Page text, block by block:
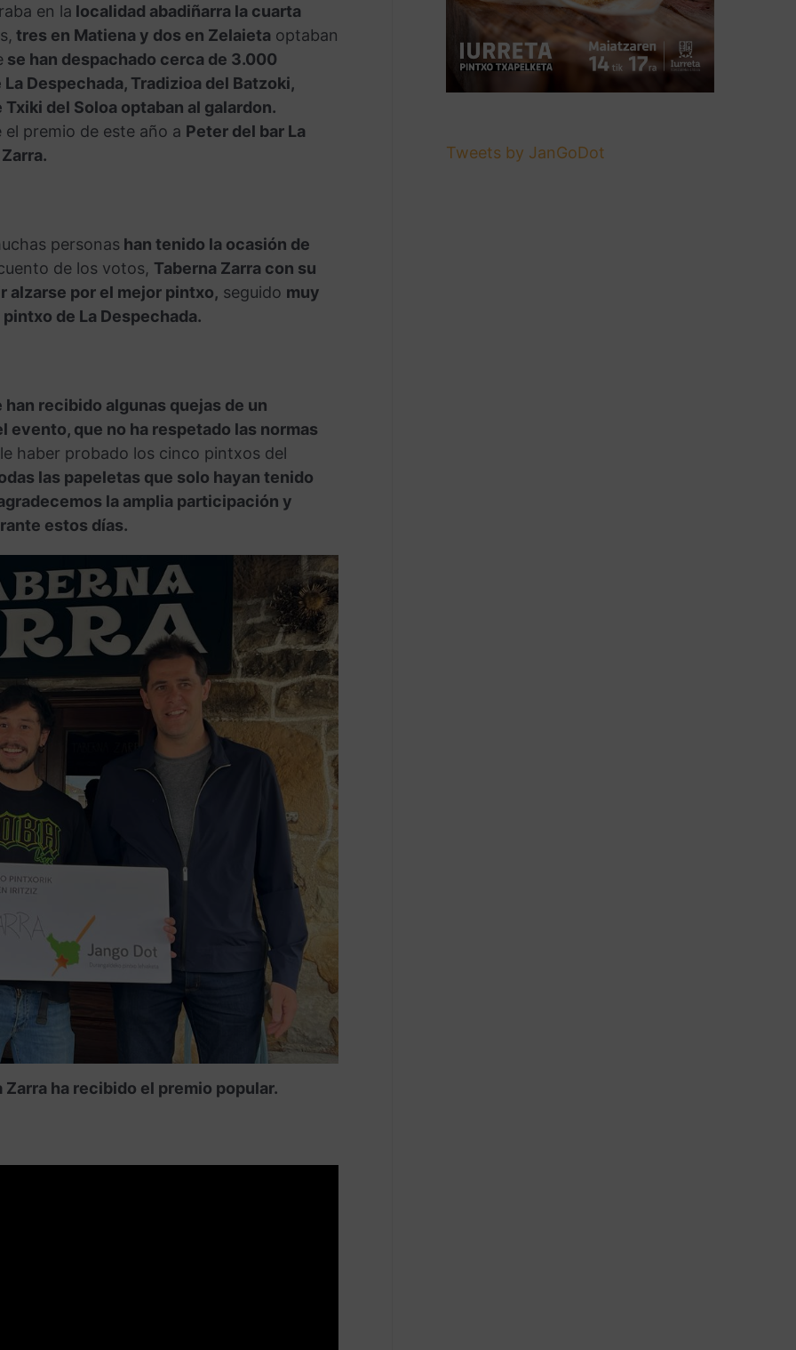
en la localidad abadiñarra la cuarta
tres en Matiena y dos en Zelaieta optaban
se han despachado cerca de 3.000
Despechada, Tradizioa del Batzoki,
del Soloa optaban al galardon.
premio de este año a Peter del bar La
personashan tenido la ocasión de
de los votos, Taberna Zarra con su
alzarse por el mejor pintxo, seguido muy
de La Despechada.
recibido algunas quejas de un
que no ha respetado las normas
haber probado los cinco pintxos del
las papeletas que solo hayan tenido
la amplia participación y
estos días.
ha recibido el premio popular.
Tweets by JanGoDot